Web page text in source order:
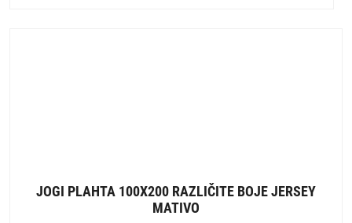
JOGI PLAHTA 100X200 RAZLIČITE BOJE JERSEY
MATIVO